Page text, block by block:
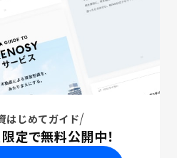
はじめてガイド
定で無料公開中！